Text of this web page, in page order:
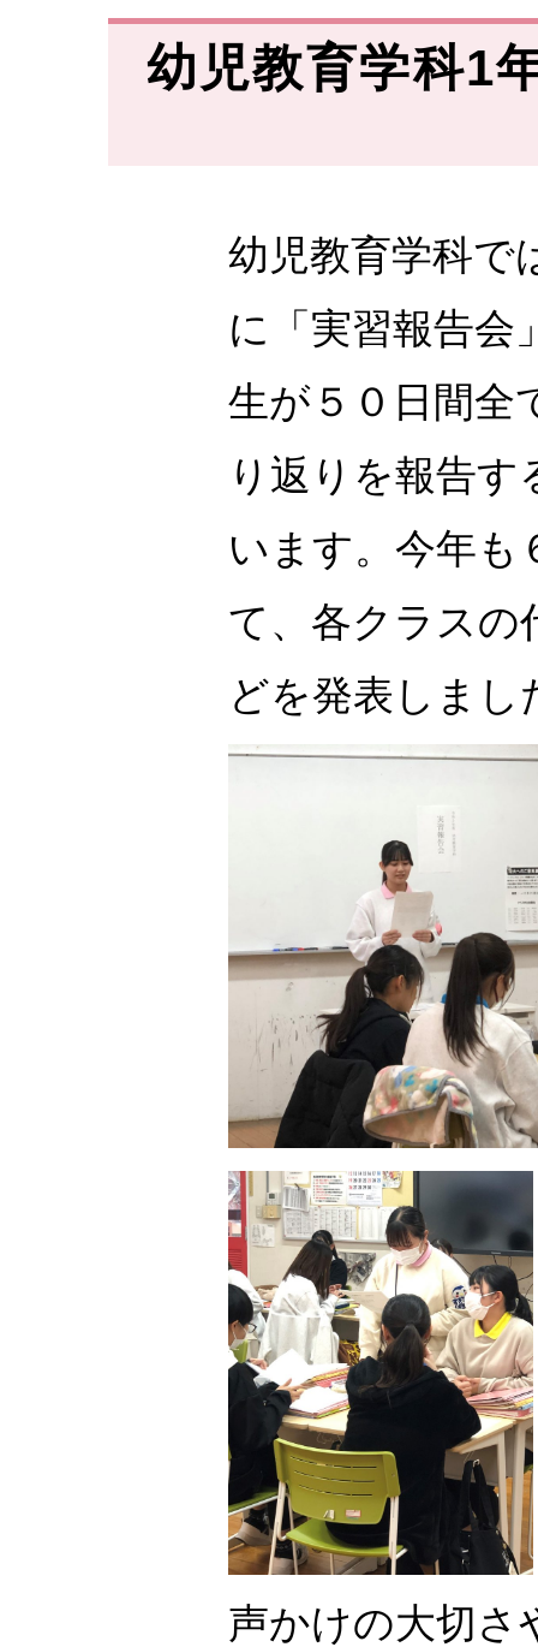
幼児教育学科1
幼児教育学科で
に「実習報告会
生が５０日間全
り返りを報告す
います。今年も
て、各クラスの
どを発表しまし
声かけの大切さ